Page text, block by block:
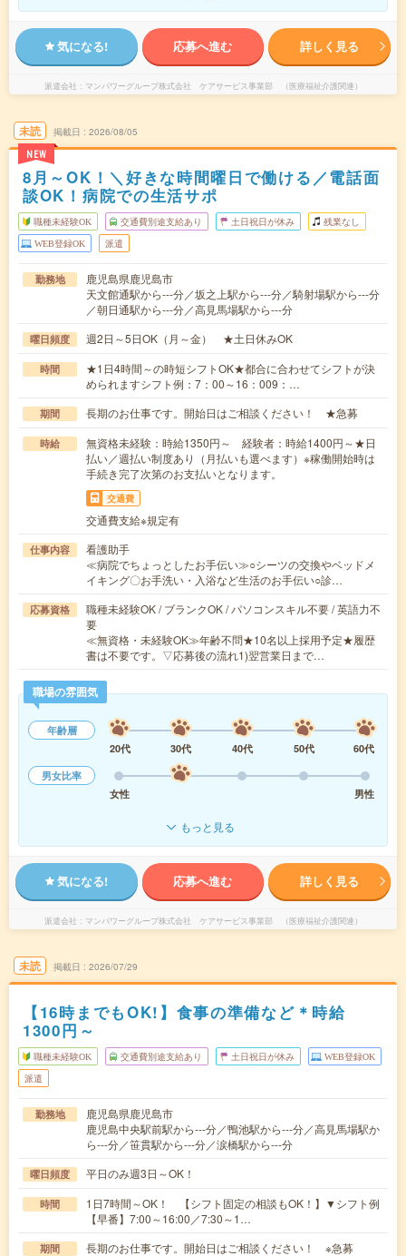
気になる! 応募へ進む 詳しく見る
派遣会社 マンパワーグループ株式会社 ケアサービス事業部 （医療福祉介護関連）
未読
NEW
掲載日 2026/08/05
8月～OK！＼好きな時間曜日で働ける／電話面
談OK！病院での生活サポ
職種未経験OK 交通費別途支給あり 土日祝日が休み 残業なし
WEB登録OK 派遣
勤務地
鹿児島県鹿児島市
天文館通駅から---分／坂之上駅から---分／騎射場駅から---分
／朝日通駅から---分／高見馬場駅から---分
曜日頻度 週2日～5日OK（月～金） ★土日休みOK
時間
★1日4時間～の時短シフトOK★都合に合わせてシフトが決
められますシフト例：7：00～16：009：…
期間 長期のお仕事です。開始日はご相談ください！ ★急募
時給
無資格未経験：時給1350円～ 経験者：時給1400円～★日
払い／週払い制度あり（月払いも選べます）※稼働開始時は
手続き完了次第のお支払いとなります。
交通費
交通費支給※規定有
仕事内容
看護助手
≪病院でちょっとしたお手伝い≫○シーツの交換やベッドメ
イキング〇お手洗い・入浴など生活のお手伝い○診…
応募資格
職種未経験OK / ブランクOK / パソコンスキル不要 / 英語力不
要
≪無資格・未経験OK≫年齢不問★10名以上採用予定★履歴
書は不要です。▽応募後の流れ1)翌営業日まで…
職場の雰囲気
年齢層
20代
30代 40代 50代
60代
男女比率
女性
男性
もっと見る
気になる! 応募へ進む 詳しく見る
派遣会社 マンパワーグループ株式会社 ケアサービス事業部 （医療福祉介護関連）
未読 掲載日 2026/07/29
【16時までもOK!】食事の準備など＊時給
1300円～
職種未経験OK 交通費別途支給あり 土日祝日が休み WEB登録OK
派遣
勤務地
鹿児島県鹿児島市
鹿児島中央駅前駅から---分／鴨池駅から---分／高見馬場駅か
ら---分／笹貫駅から---分／涙橋駅から---分
曜日頻度 平日のみ週3日～OK！
時間
1日7時間～OK！ 【シフト固定の相談もOK！】▼シフト例
【早番】7:00～16:00／7:30～1…
期間 長期のお仕事です。開始日はご相談ください！ ※急募